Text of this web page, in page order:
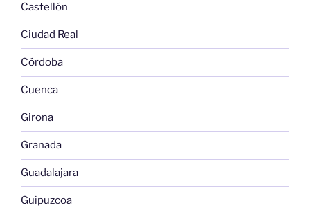
Castellón
Ciudad Real
Córdoba
Cuenca
Girona
Granada
Guadalajara
Guipuzcoa